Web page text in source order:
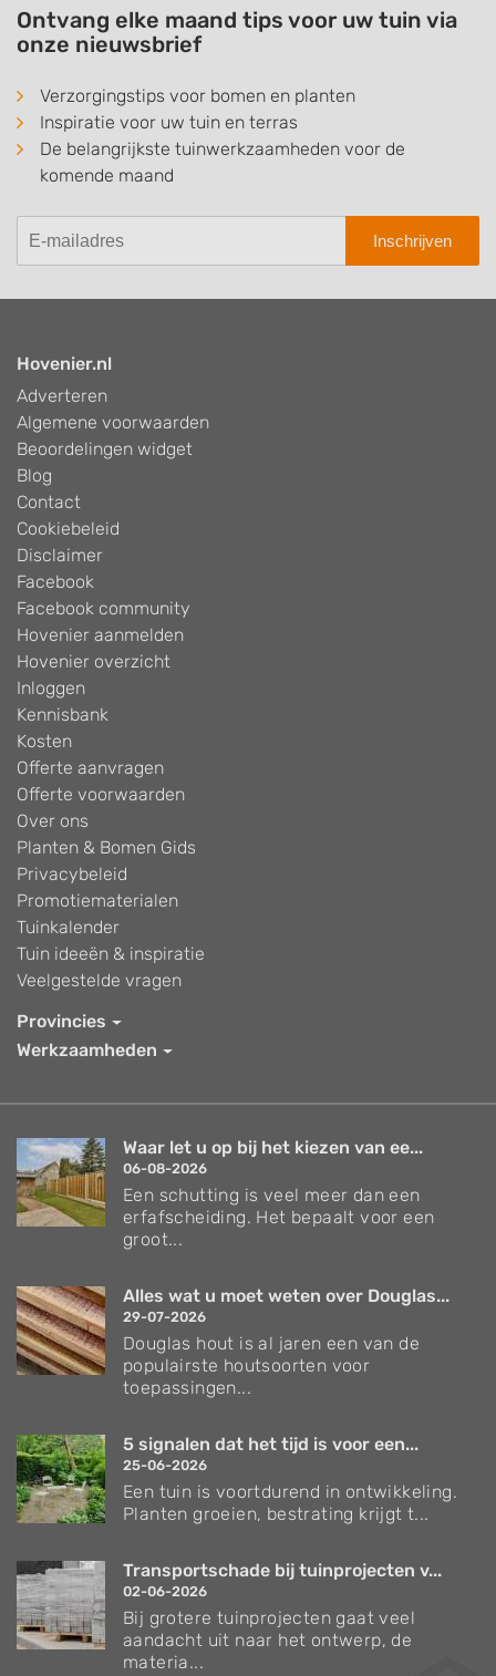
Ontvang elke maand tips voor uw tuin via
onze nieuwsbrief
Verzorgingstips voor bomen en planten
Inspiratie voor uw tuin en terras
De belangrijkste tuinwerkzaamheden voor de
komende maand
Inschrijven
Hovenier.nl
Adverteren
Algemene voorwaarden
Beoordelingen widget
Blog
Contact
Cookiebeleid
Disclaimer
Facebook
Facebook community
Hovenier aanmelden
Hovenier overzicht
Inloggen
Kennisbank
Kosten
Offerte aanvragen
Offerte voorwaarden
Over ons
Planten & Bomen Gids
Privacybeleid
Promotiematerialen
Tuinkalender
Tuin ideeën & inspiratie
Veelgestelde vragen
Provincies
Werkzaamheden
Waar let u op bij het kiezen van ee...
06-08-2026
Een schutting is veel meer dan een
erfafscheiding. Het bepaalt voor een
groot...
Alles wat u moet weten over Douglas...
29-07-2026
Douglas hout is al jaren een van de
populairste houtsoorten voor
toepassingen...
5 signalen dat het tijd is voor een...
25-06-2026
Een tuin is voortdurend in ontwikkeling.
Planten groeien, bestrating krijgt t...
Transportschade bij tuinprojecten v...
02-06-2026
Bij grotere tuinprojecten gaat veel
aandacht uit naar het ontwerp, de
materia...